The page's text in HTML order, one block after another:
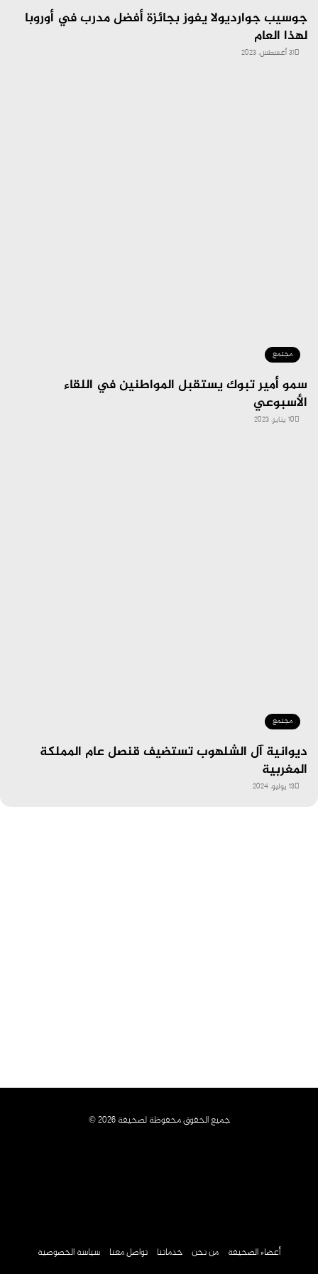
جوسيب جوارديولا يفوز بجائزة أفضل مدرب في أوروبا
لهذا العام
31 أغسطس، 2023
مجتمع
سمو أمير تبوك يستقبل المواطنين في اللقاء
الأسبوعي
10 يناير، 2023
مجتمع
ديوانية آل الشلهوب تستضيف قنصل عام المملكة
المغربية
13 يوليو، 2024
جميع الحقوق محفوظة لصحيفة 2026 ©
أعضاء الصحيفة من نحن خدماتنا تواصل معنا سياسة الخصوصية